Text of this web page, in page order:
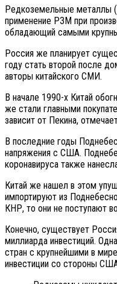
Редкоземельные металлы
применение РЗМ при
обладающий самыми
Россия же планирует
году стать второй после
авторы китайского СМИ.
В начале 1990-х Китай
же стали главными
зависит от Пекина,
В последние годы
напряжения с США.
коронавируса также
Китай же нашел в этом
импортируют из
КНР, то они не поступают
Конечно, существует
миллиарда инвестиций.
стран с крупнейшими в
инвестиции со стороны